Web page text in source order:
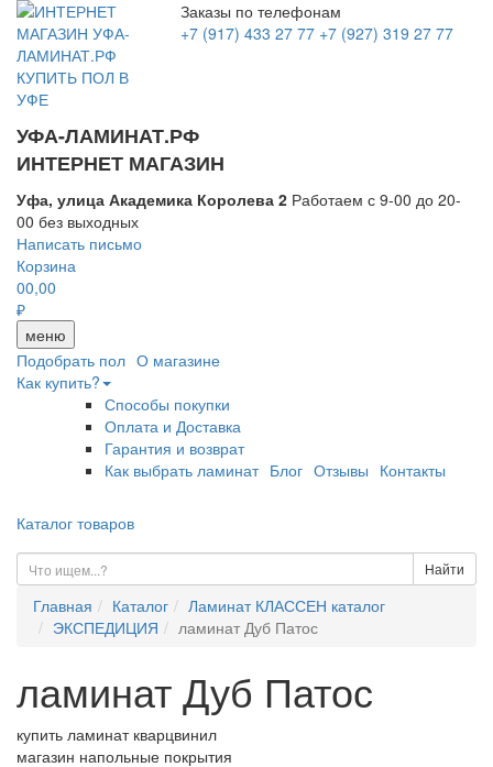
Заказы по телефонам
+7 (917) 433 27 77 +7 (927) 319 27 77
УФА-ЛАМИНАТ.РФ
ИНТЕРНЕТ МАГАЗИН
Уфа, улица Академика Королева 2 Работаем с 9-00 до 20-
00 без выходных
Написать письмо
Корзина
00,00
₽
меню
Подобрать пол О магазине
Как купить?
Способы покупки
Оплата и Доставка
Гарантия и возврат
Как выбрать ламинат Блог Отзывы Контакты
Каталог товаров
Найти
Главная Каталог
Ламинат КЛАССЕН каталог
ЭКСПЕДИЦИЯ
ламинат Дуб Патос
ламинат Дуб Патос
купить ламинат кварцвинил
магазин напольные покрытия